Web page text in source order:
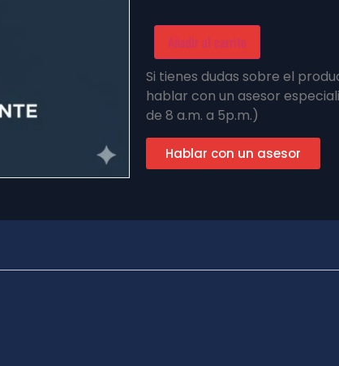
Añadir al carrito
Si tienes dudas sobre el
hablar con un asesor
de 8 a.m. a 5p.m.)
Hablar con un asesor